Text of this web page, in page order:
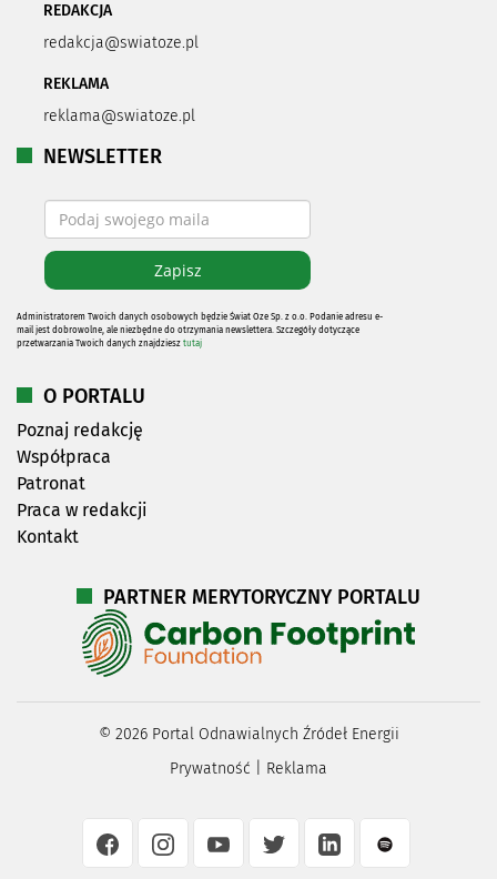
REDAKCJA
redakcja@swiatoze.pl
REKLAMA
reklama@swiatoze.pl
NEWSLETTER
Administratorem Twoich danych osobowych będzie Świat Oze Sp. z o.o. Podanie adresu e-
mail jest dobrowolne, ale niezbędne do otrzymania newslettera. Szczegóły dotyczące
przetwarzania Twoich danych znajdziesz tutaj
O PORTALU
Poznaj redakcję
Współpraca
Patronat
Praca w redakcji
Kontakt
PARTNER MERYTORYCZNY PORTALU
© 2026Portal Odnawialnych Źródeł Energii
Prywatność
Reklama